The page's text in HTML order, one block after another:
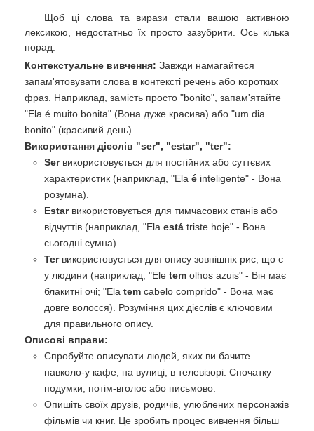
Щоб ці слова та вирази стали вашою активною
лексикою, недостатньо їх просто зазубрити. Ось кілька
порад:
Контекстуальне вивчення: Завжди намагайтеся
запам'ятовувати слова в контексті речень або коротких
фраз. Наприклад, замість просто "bonito", запам'ятайте
"Ela é muito bonita" (Вона дуже красива) або "um dia
bonito" (красивий день).
Використання дієслів "ser", "estar", "ter":
Serвикористовується для постійних або суттєвих
характеристик (наприклад, "Ela é inteligente" - Вона
розумна).
Estarвикористовується для тимчасових станів або
відчуттів (наприклад, "Ela está triste hoje" - Вона
сьогодні сумна).
Terвикористовується для опису зовнішніх рис, що є
у людини (наприклад, "Ele tem olhos azuis" - Він має
блакитні очі; "Ela tem cabelo comprido" - Вона має
довге волосся). Розуміння цих дієслів є ключовим
для правильного опису.
Описові вправи:
Спробуйте описувати людей, яких ви бачите
навколо-у кафе, на вулиці, в телевізорі. Спочатку
подумки, потім-вголос або письмово.
Опишіть своїх друзів, родичів, улюблених персонажів
фільмів чи книг. Це зробить процес вивчення більш